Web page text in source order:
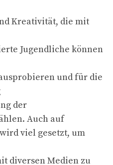
Kreativität, die mit
Jugendliche können
und für die
der
Auch auf
viel gesetzt, um
diversen Medien zu